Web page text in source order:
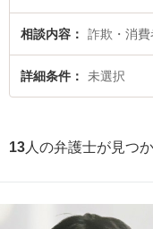
ます。『栃木県で土日や夜
すぐに弁護士に相談したい
富な近くの弁護士を検索し
相談内容 詐欺・消
詳細条件 未選択
13 人の弁護士が見つ